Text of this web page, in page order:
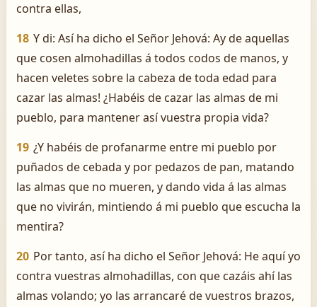
contra ellas,
18 Y di: Así ha dicho el Señor Jehová: ­Ay de aquellas
que cosen almohadillas á todos codos de manos, y
hacen veletes sobre la cabeza de toda edad para
cazar las almas! ¿Habéis de cazar las almas de mi
pueblo, para mantener así vuestra propia vida?
19 ¿Y habéis de profanarme entre mi pueblo por
puñados de cebada y por pedazos de pan, matando
las almas que no mueren, y dando vida á las almas
que no vivirán, mintiendo á mi pueblo que escucha la
mentira?
20 Por tanto, así ha dicho el Señor Jehová: He aquí yo
contra vuestras almohadillas, con que cazáis ahí las
almas volando; yo las arrancaré de vuestros brazos,